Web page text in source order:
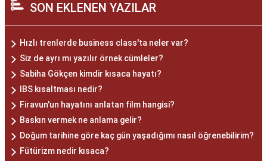
SON EKLENEN YAZILAR
Hızlı trenlerde business class'ta neler var?
Siz de ayrı mı yazılır örnek cümleler?
Sabiha Gökçen kimdir kısaca hayatı?
IBS kısaltması nedir?
Firavun'un hayatını anlatan film hangisi?
Baskın vermek ne anlama gelir?
Doğum tarihine göre kaç gün yaşadığımı nasıl öğrenebilirim?
Fütürizm nedir kısaca?